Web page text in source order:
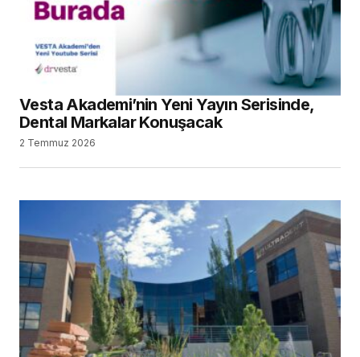
Vesta Akademi’nin Yeni Yayın Serisinde,
Dental Markalar Konuşacak
2 Temmuz 2026